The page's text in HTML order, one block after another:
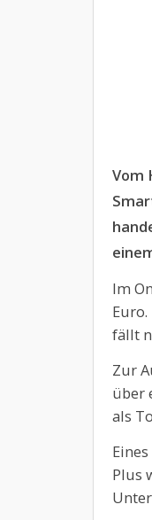
Vom
Im
fällt
Zur
über
als
Plus